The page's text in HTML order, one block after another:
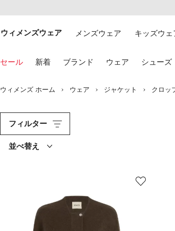
ン
に
す
け
ア
シ
テ
ウィメンズウェア メンズウェア キッズウェ
セール 新着 ブランド ウェア シューズ
ウィメンズ ホーム ウェア ジャケット クロッ
フィルター
並べ替え